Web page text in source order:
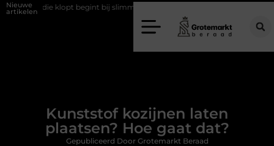
Nieuwe
artikelen
begint bij slimme keuzes Waarom kiezen voor een rijschool in
Kunststof kozijnen laten
plaatsen? Hoe gaat dat?
Gepubliceerd Door Grotemarkt Beraad